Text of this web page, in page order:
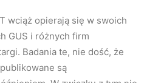
wciąż opierają się w swoich
GUS i różnych firm
Badania te, nie dość, że
są